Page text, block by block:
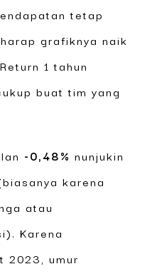
tetap
grafiknya naik
1 tahun
buat tim yang
-0,48% nunjukin
karena
atau
Karena
2023, umur